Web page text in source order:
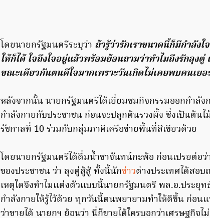
โดยนายกรัฐมนตรีระบุว่า ถ้ารู้ว่ารักเราขนาดนี้ก็มีกำลัง
ให้ก็ได้ ใจถึงใจอยู่แล้วพร้อมย้อนถามว่าทำไมถึงรักลุง
ขณะเดียวกันตนดีใจมากเพราะวันเกิดไม่เคยพบคนเย
หลังจากนั้น นายกรัฐมนตรีได้เยี่ยมชมกิจกรรมออกกำลั
กำลังกายกับประชาชน ก่อนจะปลูกต้นรวงผึ้ง ซึ่งเป็นต้นไ
รัชกาลที่ 10 ร่วมกับกลุ่มภาคีเครือข่ายพื้นที่สีเขียวด้วย
โดยนายกรัฐมนตรีได้ดื่มน้ำชาจันทน์กะพ้อ ก่อนเปรยต่อว่
ของประชาชน ว่า ลุงตู่สู้สู้ ทั้งนี้นักข่าวต่างประเทศได้สอ
เหตุใดจึงทำไมแต่งตัวแบบนี้นายกรัฐมนตรี พล.อ.ประยุท
กำลังกายให้รู้ไว้ด้วย ทุกวันนี้ตนพยายามทำให้ดีขึ้น ก่อ
ว่าขายได้ นายกฯ ย้อนว่า นี่ก็ขายได้ใครบอกว่าเศรษฐกิจไ